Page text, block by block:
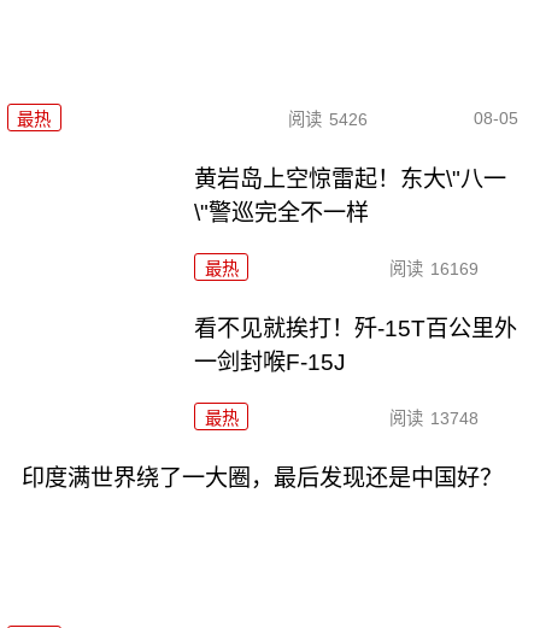
最热 阅读 5426 08-05
黄岩岛上空惊雷起！东大\"八一
\"警巡完全不一样
最热 阅读 16169
看不见就挨打！歼-15T百公里外
一剑封喉F-15J
最热 阅读 13748
印度满世界绕了一大圈，最后发现还是中国好？